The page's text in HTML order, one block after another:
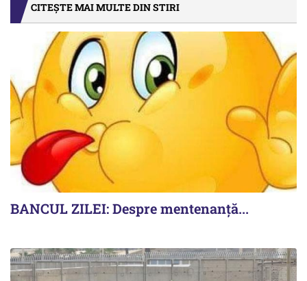
CITEȘTE MAI MULTE DIN STIRI
BANCUL ZILEI: Despre mentenanță...